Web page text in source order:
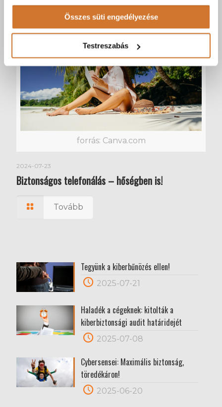
sütik használatához.
Összes süti engedélyezése
Testreszabás
Tovább
forrás: Canva.com
2024-07-23
Biztonságos telefonálás – hőségben is!
Tovább
Tegyünk a kiberbűnözés ellen!
2025-07-21
Haladék a cégeknek: kitolták a
kiberbiztonsági audit határidejét
2025-07-08
Cybersensei: Maximális biztonság,
töredékáron!
2025-06-20